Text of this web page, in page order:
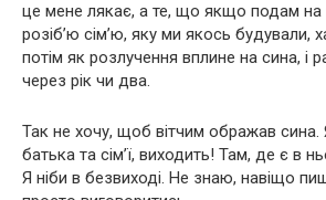
це мене лякає, а те, що якщо подам на
розіб’ю сім’ю, яку ми якось будували,
потім як розлучення вплине на сина, і
через рік чи два.
Так не хочу, щоб вітчим ображав
батька та сім’ї, виходить! Там, де є в
Я ніби в безвиході. Не знаю, навіщо